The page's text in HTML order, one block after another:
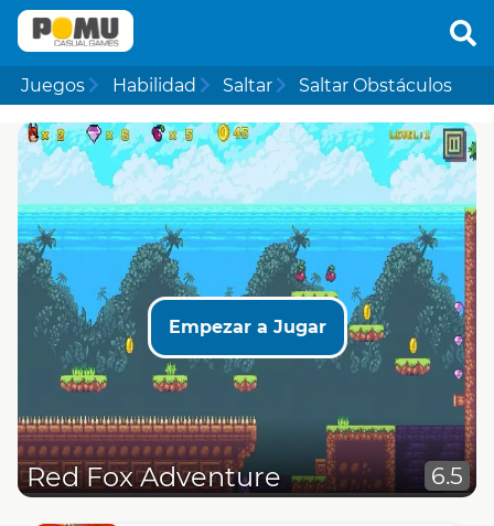
Juegos Habilidad Saltar Saltar Obstáculos
Empezar a Jugar
Red Fox Adventure 6.5